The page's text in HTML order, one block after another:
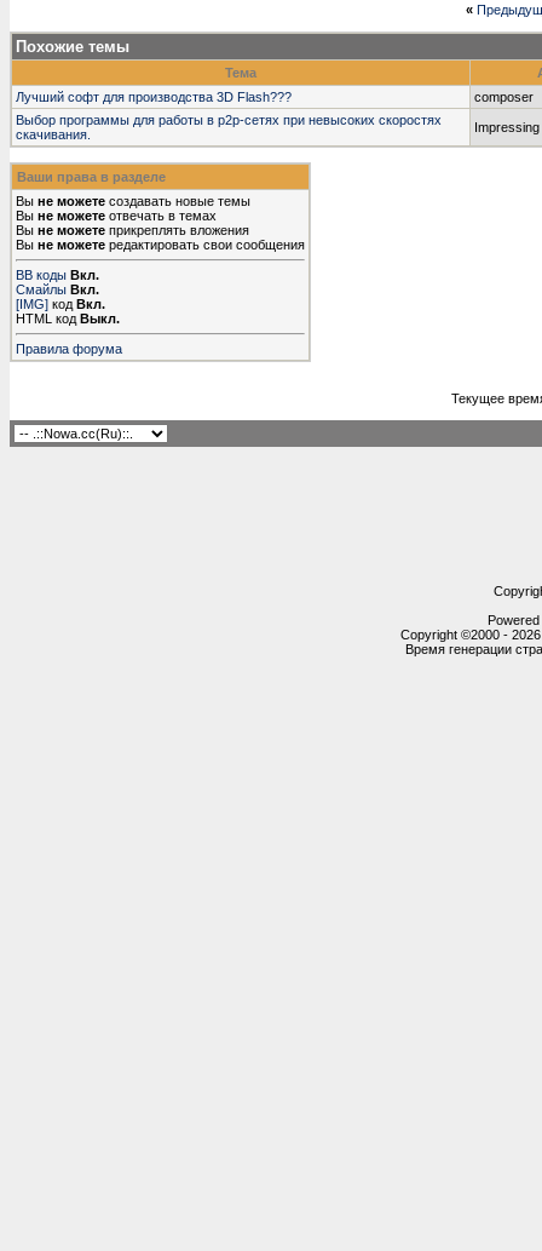
«
Похожие темы
Тема
Лучший софт для производства 3D Flash???
composer
Выбор программы для работы в р2р-сетях при невысоких скоростях
скачивания.
Impressing
Ваши права в разделе
Вы не можете создавать новые темы
Вы не можете отвечать в темах
Вы не можете прикреплять вложения
Вы не можете редактировать свои сообщения
BB коды Вкл.
Смайлы Вкл.
[IMG] код Вкл.
HTML код Выкл.
Правила форума
Текущее
Copyright ©2000 -
Время генерации